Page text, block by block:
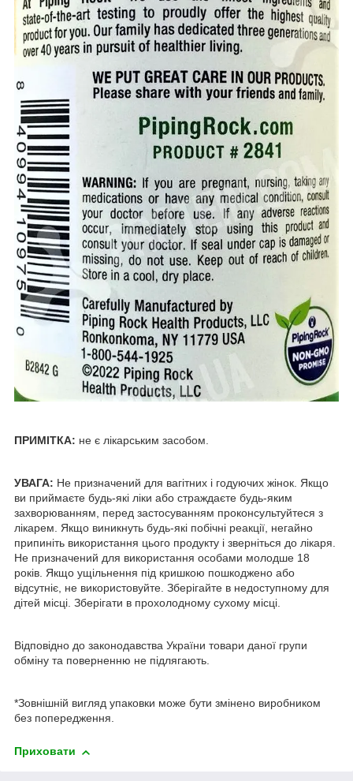
ПРИМІТКА: не є лікарським засобом.
УВАГА: Не призначений для вагітних і годуючих жінок. Якщо
ви приймаєте будь-які ліки або страждаєте будь-яким
захворюванням, перед застосуванням проконсультуйтеся з
лікарем. Якщо виникнуть будь-які побічні реакції, негайно
припиніть використання цього продукту і зверніться до лікаря.
Не призначений для використання особами молодше 18
років. Якщо ущільнення під кришкою пошкоджено або
відсутніє, не використовуйте. Зберігайте в недоступному для
дітей місці. Зберігати в прохолодному сухому місці.
Відповідно до законодавства України товари даної групи
обміну та поверненню не підлягають.
*Зовнішній вигляд упаковки може бути змінено виробником
без попередження.
Приховати